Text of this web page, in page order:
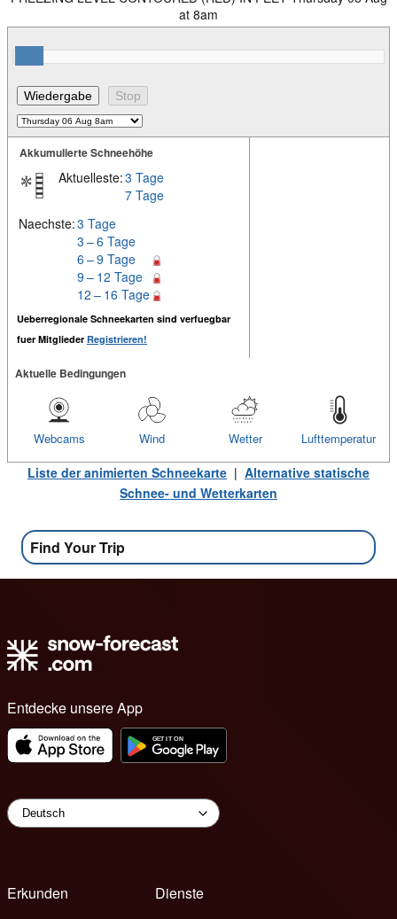
at 8am
Akkumulierte Schneehöhe
Aktuelleste:3 Tage
7 Tage
Naechste:3 Tage
3 – 6 Tage
6 – 9 Tage
9 – 12 Tage
12 – 16 Tage
Ueberregionale Schneekarten sind verfuegbar
fuer Mitglieder Registrieren!
Aktuelle Bedingungen
Lufttemperatur
Wetter
Wind
Webcams
Liste der animierten Schneekarte | Alternative statische
Schnee- und Wetterkarten
Find Your Trip
Entdecke unsere App
Erkunden
Dienste